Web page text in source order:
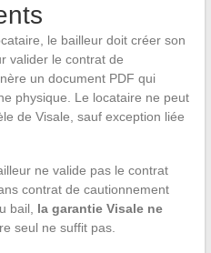
le bailleur doit créer son
valider le contrat de
un document PDF qui
physique. Le locataire ne peut
de Visale, sauf exception liée
ne valide pas le contrat
contrat de cautionnement
bail, la garantie Visale ne
seul ne suffit pas.